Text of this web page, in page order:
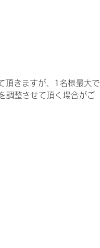
頂きますが、1名様最大で
調整させて頂く場合がご